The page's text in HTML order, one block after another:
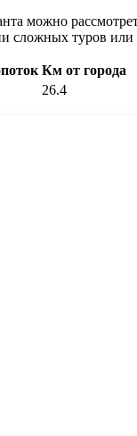
можно
сложных туров
Км от города
26.4